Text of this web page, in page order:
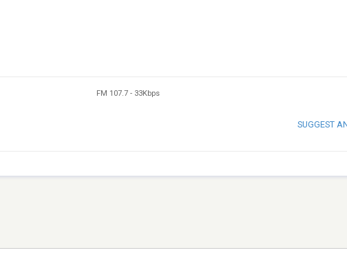
FM 107.7 - 33Kbps
SUGGEST